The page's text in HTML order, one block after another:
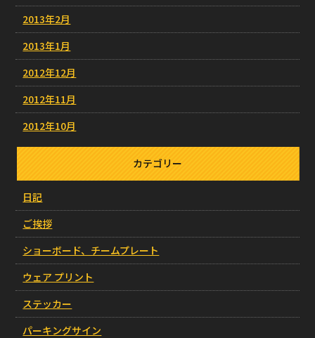
2013年2月
2013年1月
2012年12月
2012年11月
2012年10月
カテゴリー
日記
ご挨拶
ショーボード、チームプレート
ウェア プリント
ステッカー
パーキングサイン